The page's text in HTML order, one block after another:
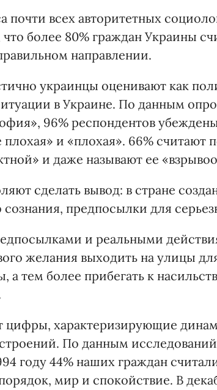
почти всех авторитетных
что более 80% граждан Украины
направлении.
украинцы оценивают как
в Украине. По данным
96% респондентов
плохая» и «плохая». 66%
и даже называют ее
сделать вывод: в стране
сознания, предпосылки для
и реальными
желания выходить на улицы
а тем более прибегать к
цифры, характеризирующие
По данным
году 44% наших граждан
мир и спокойствие. В